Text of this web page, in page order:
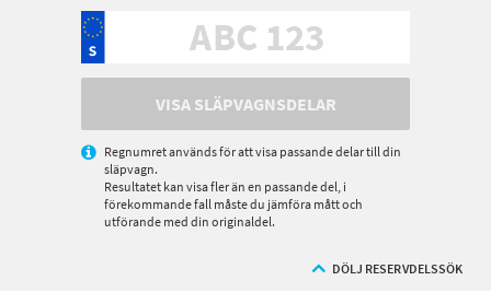
VISA SLÄPVAGNSDELAR
Regnumret används för att visa passande delar till din
släpvagn.
Resultatet kan visa fler än en passande del, i
förekommande fall måste du jämföra mått och
utförande med din originaldel.
DÖLJ RESERVDELSSÖK